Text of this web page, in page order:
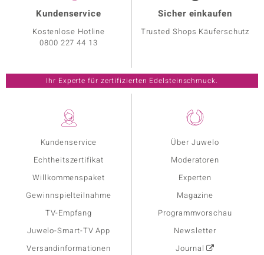
Kundenservice
Echtheitszertifikat
Willkommenspaket
Gewinnspielteilnahme
TV-Empfang
Juwelo-Smart-TV App
Versandinformationen
Über Juwelo
Moderatoren
Experten
Magazine
Programmvorschau
Newsletter
Journal
Kundenservice
Kostenlose Hotline
0800 227 44 13
Sicher einkaufen
Trusted Shops Käuferschutz
Ihr Experte für zertifizierten Edelsteinschmuck.